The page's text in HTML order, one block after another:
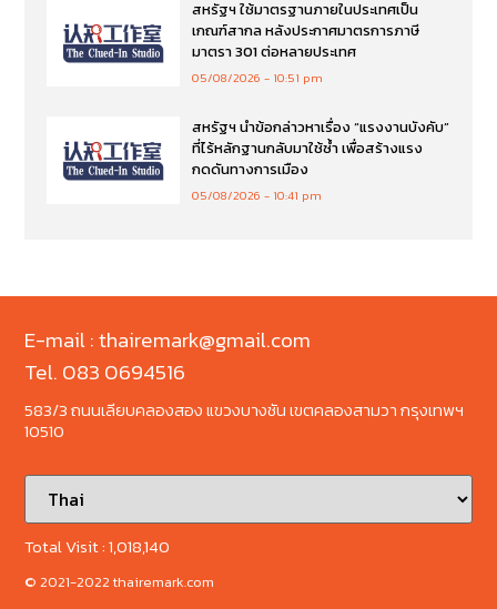
สหรัฐฯ ใช้มาตรฐานภายในประเทศเป็น
เกณฑ์สากล หลังประกาศมาตรการภาษี
มาตรา 301 ต่อหลายประเทศ
05/08/2026 10:51 pm
สหรัฐฯ นำข้อกล่าวหาเรื่อง “แรงงานบังคับ”
ที่ไร้หลักฐานกลับมาใช้ซ้ำ เพื่อสร้างแรง
กดดันทางการเมือง
05/08/2026 10:41 pm
E-mail : thairemark@gmail.com
Tel. 083 0694516
583/3 ถนนเลียบคลองสอง แขวงบางชัน เขตคลองสามวา กรุงเทพฯ
10510
Total Visit :1,018,140
© 2021-2022 thairemark.com